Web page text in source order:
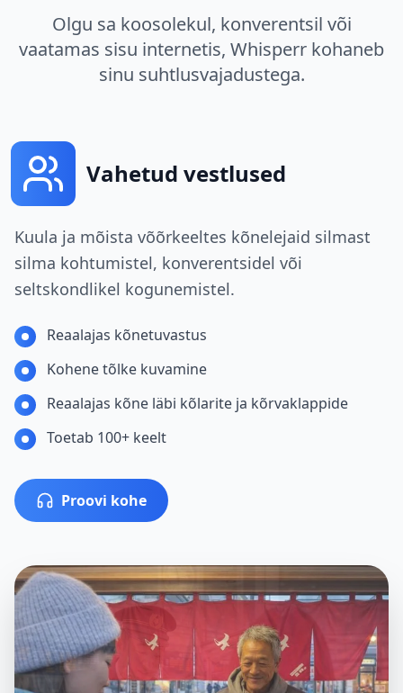
Olgu sa koosolekul, konverentsil või
vaatamas sisu internetis, Whisperr kohaneb
sinu suhtlusvajadustega.
Vahetud vestlused
Kuula ja mõista võõrkeeltes kõnelejaid silmast
silma kohtumistel, konverentsidel või
seltskondlikel kogunemistel.
Reaalajas kõnetuvastus
Kohene tõlke kuvamine
Reaalajas kõne läbi kõlarite ja kõrvaklappide
Toetab 100+ keelt
Proovi kohe